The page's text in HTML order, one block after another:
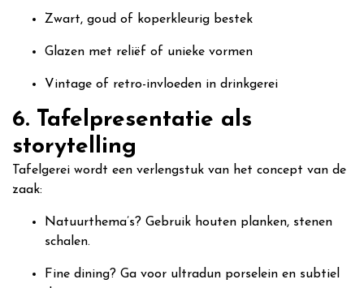
Zwart, goud of koperkleurig bestek
Glazen met reliëf of unieke vormen
Vintage of retro-invloeden in drinkgerei
6. Tafelpresentatie als
storytelling
Tafelgerei wordt een verlengstuk van het concept van de
zaak:
Natuurthema’s? Gebruik houten planken, stenen
schalen.
Fine dining? Ga voor ultradun porselein en subtiel